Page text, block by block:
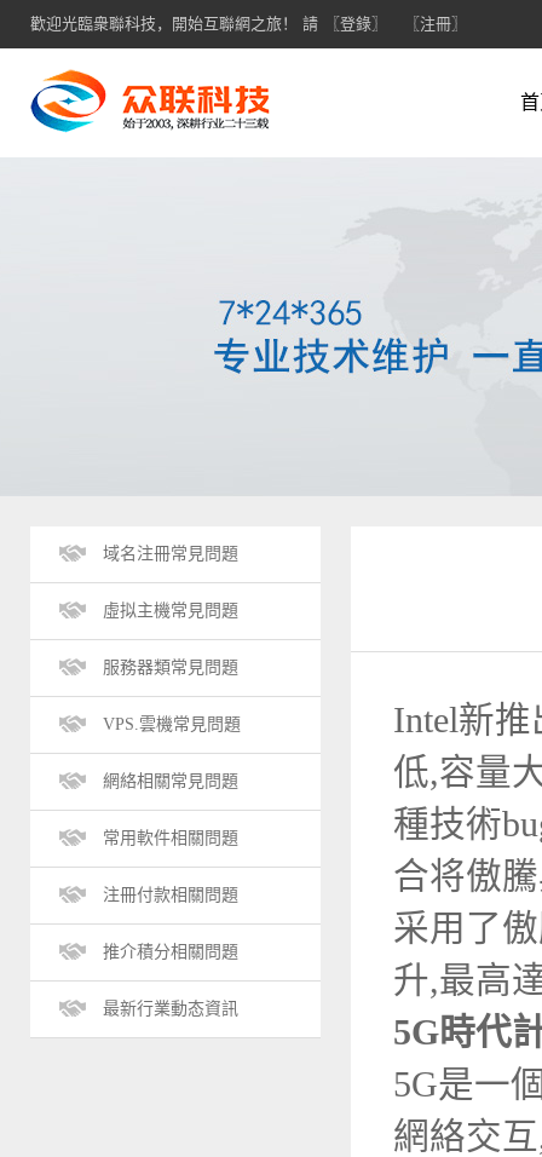
歡迎光臨衆聯科技，開始互聯網之旅！ 請 〖登錄〗 〖注冊〗
域名注冊常見問題
虛拟主機常見問題
服務器類常見問題
VPS.雲機常見問題
網絡相關常見問題
常用軟件相關問題
注冊付款相關問題
推介積分相關問題
最新行業動态資訊
Intel新
低,容量
種技術
合将傲
采用了
升,最高
5G時代
5G是一
網絡交